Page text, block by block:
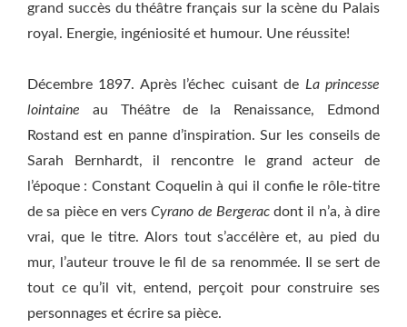
grand succès du théâtre français sur la scène du Palais
royal. Energie, ingéniosité et humour. Une réussite!
Décembre 1897. Après l’échec cuisant de La princesse
lointaine au Théâtre de la Renaissance, Edmond
Rostand est en panne d’inspiration. Sur les conseils de
Sarah Bernhardt, il rencontre le grand acteur de
l’époque : Constant Coquelin à qui il confie le rôle-titre
de sa pièce en versCyrano de Bergeracdont il n’a, à dire
vrai, que le titre. Alors tout s’accélère et, au pied du
mur, l’auteur trouve le fil de sa renommée. Il se sert de
tout ce qu’il vit, entend, perçoit pour construire ses
personnages et écrire sa pièce.